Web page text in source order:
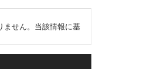
ません。当該情報に基